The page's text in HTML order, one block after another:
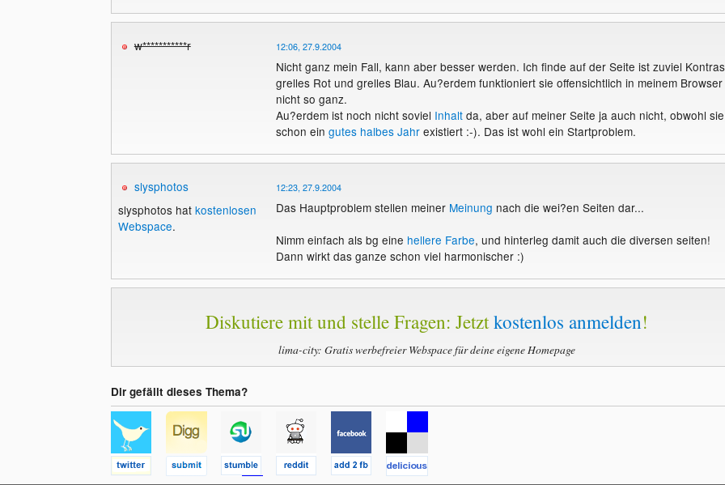
w***********r 12:06, 27.9.2004
Nicht ganz mein Fall, kann aber besser werden. Ich finde auf der Seite ist zuviel
grelles Rot und grelles Blau. Au?erdem funktioniert sie offensichtlich in meinem Browser
nicht so ganz.
Au?erdem ist noch nicht soviel Inhaltda, aber auf meiner Seite ja auch nicht, obwohl sie
schon ein gutes halbes Jahrexistiert :-). Das ist wohl ein Startproblem.
slysphotos
slysphotos hat kostenlosen
Webspace.
12:23, 27.9.2004
Das Hauptproblem stellen meiner Meinung nach die wei?en Seiten dar...
Nimm einfach als bg eine hellere Farbe, und hinterleg damit auch die diversen seiten!
Dann wirkt das ganze schon viel harmonischer :)
Diskutiere mit und stelle Fragen: Jetztkostenlos anmelden!
lima-city: Gratis werbefreier Webspace für deine eigene Homepage
Dir gefällt dieses Thema?